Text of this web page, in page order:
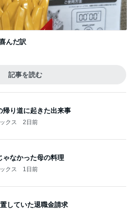
んだ訳
記事を読む
帰り道に起きた出来事
クス 2日前
ゃなかった母の料理
クス 1日前
していた退職金請求